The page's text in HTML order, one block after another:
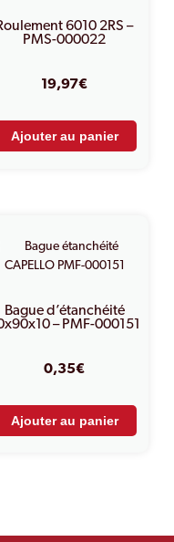
6010 2RS –
PMS-000022
19,97€
Ajouter au panier
Bague d’étanchéité
– PMF-000151
0,35€
Ajouter au panier